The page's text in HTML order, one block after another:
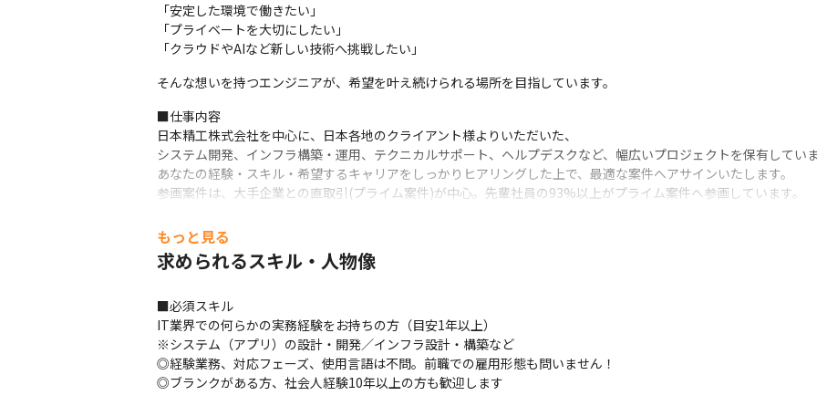
「安定した環境で働きたい」
「プライベートを大切にしたい」
「クラウドやAIなど新しい技術へ挑戦したい」
そんな想いを持つエンジニアが、希望を叶え続けられる場所を目指しています。
■仕事内容
日本精工株式会社を中心に、日本各地のクライアント様よりいただいた、
システム開発、インフラ構築・運用、テクニカルサポート、ヘルプデスクなど、幅広いプロジェクトを保有してい
あなたの経験・スキル・希望するキャリアをしっかりヒアリングした上で、最適な案件へアサインいたします。
参画案件は、大手企業との直取引(プライム案件)が中心。先輩社員の93%以上がプライム案件へ参画しています。
★案件参画後も継続フォロー★
案件参画後も、営業担当が定期的にフォローを実施。
業務上の悩みだけでなく、今後のキャリア・スキルアップ・働き方・現場環境　なども相談可能です。
※代表自身も経験30年以上のベテランエンジニアなので、悩みを共有しやすいはずです
★透明性のある評価制度★
案件参画時の単価とグレード評価によって給与が決定します。
自身の努力や成果が給与に直結するため、高い納得感とモチベーションを得られます。
参画する案件は基本プライム案件のため、市場の平均よりも高単価での案件参画が可能となっています。
もっと見る
求められるスキル・人物像
■必須スキル
IT業界での何らかの実務経験をお持ちの方（目安1年以上）
※システム（アプリ）の設計・開発／インフラ設計・構築など
◎経験業務、対応フェーズ、使用言語は不問。前職での雇用形態も問いません！
◎ブランクがある方、社会人経験10年以上の方も歓迎します